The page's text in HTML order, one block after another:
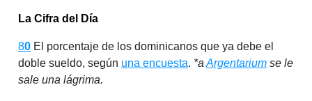
La Cifra del Día
80 El porcentaje de los dominicanos que ya debe el
doble sueldo, según una encuesta. *a Argentarium se le
sale una lágrima.